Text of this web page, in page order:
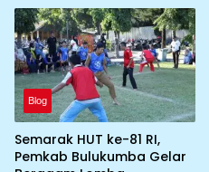
Jamnas XII 2026
Blog
Semarak HUT ke-81 RI,
Pemkab Bulukumba Gelar